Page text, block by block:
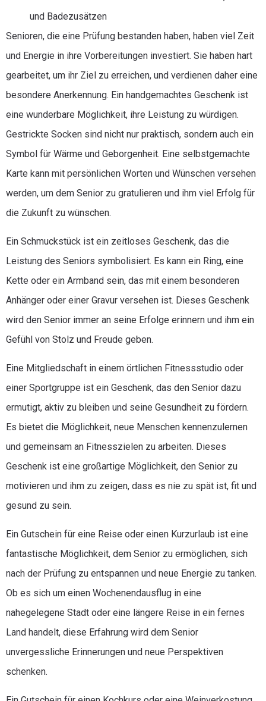
und Badezusätzen
Senioren, die eine Prüfung bestanden haben, haben viel Zeit
und Energie in ihre Vorbereitungen investiert. Sie haben hart
gearbeitet, um ihr Ziel zu erreichen, und verdienen daher eine
besondere Anerkennung. Ein handgemachtes Geschenk ist
eine wunderbare Möglichkeit, ihre Leistung zu würdigen.
Gestrickte Socken sind nicht nur praktisch, sondern auch ein
Symbol für Wärme und Geborgenheit. Eine selbstgemachte
Karte kann mit persönlichen Worten und Wünschen versehen
werden, um dem Senior zu gratulieren und ihm viel Erfolg für
die Zukunft zu wünschen.
Ein Schmuckstück ist ein zeitloses Geschenk, das die
Leistung des Seniors symbolisiert. Es kann ein Ring, eine
Kette oder ein Armband sein, das mit einem besonderen
Anhänger oder einer Gravur versehen ist. Dieses Geschenk
wird den Senior immer an seine Erfolge erinnern und ihm ein
Gefühl von Stolz und Freude geben.
Eine Mitgliedschaft in einem örtlichen Fitnessstudio oder
einer Sportgruppe ist ein Geschenk, das den Senior dazu
ermutigt, aktiv zu bleiben und seine Gesundheit zu fördern.
Es bietet die Möglichkeit, neue Menschen kennenzulernen
und gemeinsam an Fitnesszielen zu arbeiten. Dieses
Geschenk ist eine großartige Möglichkeit, den Senior zu
motivieren und ihm zu zeigen, dass es nie zu spät ist, fit und
gesund zu sein.
Ein Gutschein für eine Reise oder einen Kurzurlaub ist eine
fantastische Möglichkeit, dem Senior zu ermöglichen, sich
nach der Prüfung zu entspannen und neue Energie zu tanken.
Ob es sich um einen Wochenendausflug in eine
nahegelegene Stadt oder eine längere Reise in ein fernes
Land handelt, diese Erfahrung wird dem Senior
unvergessliche Erinnerungen und neue Perspektiven
schenken.